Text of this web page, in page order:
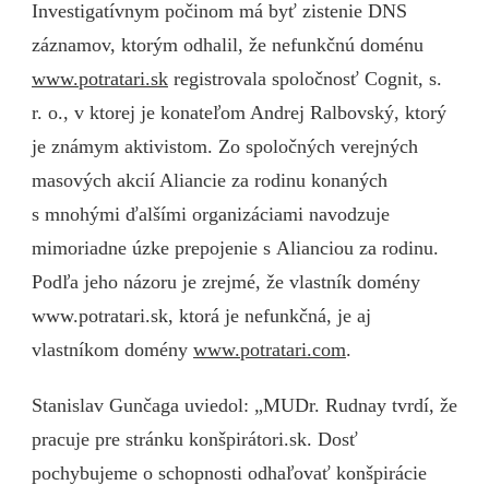
Investigatívnym počinom má byť zistenie DNS
záznamov, ktorým odhalil, že nefunkčnú doménu
www.potratari.sk registrovala spoločnosť Cognit, s.
r. o., v ktorej je konateľom Andrej Ralbovský, ktorý
je známym aktivistom. Zo spoločných verejných
masových akcií Aliancie za rodinu konaných
s mnohými ďalšími organizáciami navodzuje
mimoriadne úzke prepojenie s Alianciou za rodinu.
Podľa jeho názoru je zrejmé, že vlastník domény
www.potratari.sk, ktorá je nefunkčná, je aj
vlastníkom domény www.potratari.com.
Stanislav Gunčaga uviedol: „MUDr. Rudnay tvrdí, že
pracuje pre stránku konšpirátori.sk. Dosť
pochybujeme o schopnosti odhaľovať konšpirácie